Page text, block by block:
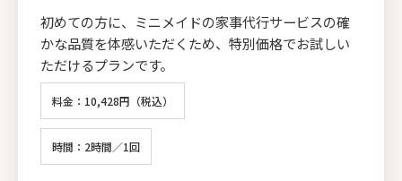
初めての方に、ミニメイドの家事代行サービスの確
かな品質を体感いただくため、特別価格でお試しい
ただけるプランです。
料金：10,428円（税込）
時間：2時間／1回